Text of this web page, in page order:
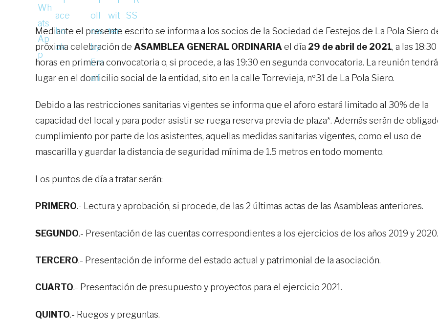
Mediante el presente escrito se informa a los socios de la Sociedad de Festejos de La Pola Siero
próxima celebración de ASAMBLEA GENERAL ORDINARIA el día 29 de abril de 2021, a las 18:30
horas en primera convocatoria o, si procede, a las 19:30 en segunda convocatoria. La reunión tendrá
lugar en el domicilio social de la entidad, sito en la calle Torrevieja, nº31 de La Pola Siero.
Debido a las restricciones sanitarias vigentes se informa que el aforo estará limitado al 30% de la
capacidad del local y para poder asistir se ruega reserva previa de plaza*. Además serán de
cumplimiento por parte de los asistentes, aquellas medidas sanitarias vigentes, como el uso de
mascarilla y guardar la distancia de seguridad mínima de 1.5 metros en todo momento.
Los puntos de día a tratar serán:
PRIMERO.- Lectura y aprobación, si procede, de las 2 últimas actas de las Asambleas anteriores.
SEGUNDO.- Presentación de las cuentas correspondientes a los ejercicios de los años 2019 y 2020.
TERCERO.- Presentación de informe del estado actual y patrimonial de la asociación.
CUARTO.- Presentación de presupuesto y proyectos para el ejercicio 2021.
QUINTO.- Ruegos y preguntas.